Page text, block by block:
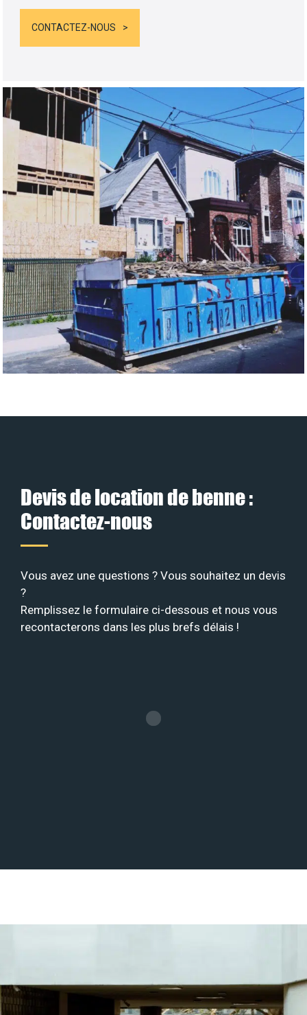
CONTACTEZ-NOUS
Devis de location de benne :
Contactez-nous
Vous avez une questions ? Vous souhaitez un devis
?
Remplissez le formulaire ci-dessous et nous vous
recontacterons dans les plus brefs délais !